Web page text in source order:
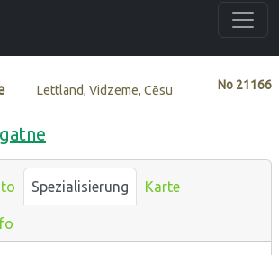
No 21166
Lettland, Vidzeme, Cēsu
Spezialisierung Karte